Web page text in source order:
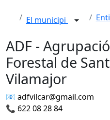
El municipi
ADF -
Forestal de
Vilamajor
📧 adfvilcar@gmail.com
📞 622 08 28 84